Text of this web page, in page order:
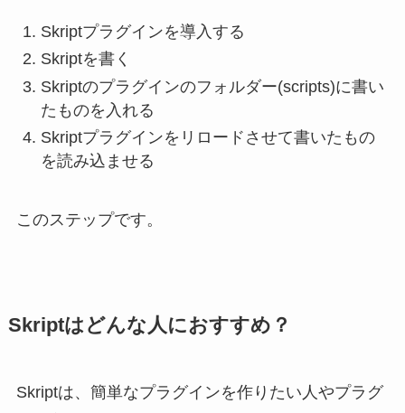
Skriptプラグインを導入する
Skriptを書く
Skriptのプラグインのフォルダー(scripts)に書い
たものを入れる
Skriptプラグインをリロードさせて書いたもの
を読み込ませる
このステップです。
Skriptはどんな人におすすめ？
Skriptは、簡単なプラグインを作りたい人やプラグ